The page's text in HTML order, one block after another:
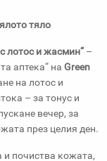
тяло
лотос и жасмин“–
аптека“ на Green
на лотос и
– за тонус и
вечер, за
през целия ден.
и почиства кожата,